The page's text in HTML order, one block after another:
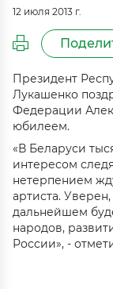
12 июля 2013 г.
Президент
Лукашенко
Федерации
юбилеем.
«В Беларуси
интересом
нетерпением
артиста.
дальнейшем
народов,
России», -